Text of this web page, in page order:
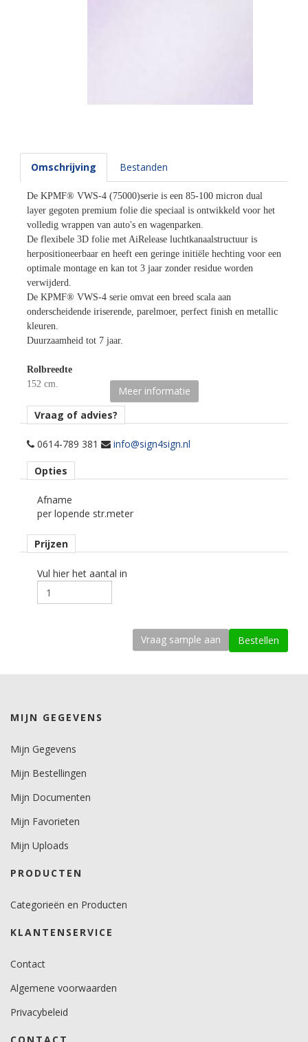
Omschrijving Bestanden
De KPMF® VWS-4 (75000)serie is een 85-100 micron dual
layer gegoten premium folie die speciaal is ontwikkeld voor het
volledig wrappen van auto's en wagenparken.
De flexibele 3D folie met AiRelease luchtkanaalstructuur is
herpositioneerbaar en heeft een geringe initiële hechting voor een
optimale montage en kan tot 3 jaar zonder residue worden
verwijderd.
De KPMF® VWS-4 serie omvat een breed scala aan
onderscheidende iriserende, parelmoer, perfect finish en metallic
kleuren.
Duurzaamheid tot 7 jaar.
Rolbreedte
152 cm.
Afname
per losse strekkende meter.
carwrapfolie.
kenmerk belijming
semi-permanent, transparant, solvent.
Ondergrond
100 mu.
Maximale krimp (mm)
10.
Temperatuurbereik (°C)
-40 tot +90.
Levensduurverwachting
Meer informatie
Vraag of advies?
0614-789 381 info@sign4sign.nl
Opties
Afname
per lopende str.meter
Prijzen
Vul hier het aantal in
MIJN GEGEVENS
Mijn Gegevens
Mijn Bestellingen
Mijn Documenten
Mijn Favorieten
Mijn Uploads
PRODUCTEN
Categorieën en Producten
KLANTENSERVICE
Contact
Algemene voorwaarden
Privacybeleid